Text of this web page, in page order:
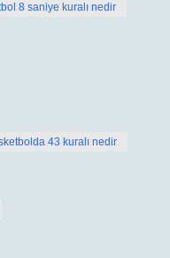
8 saniye kuralı nedir
43 kuralı nedir